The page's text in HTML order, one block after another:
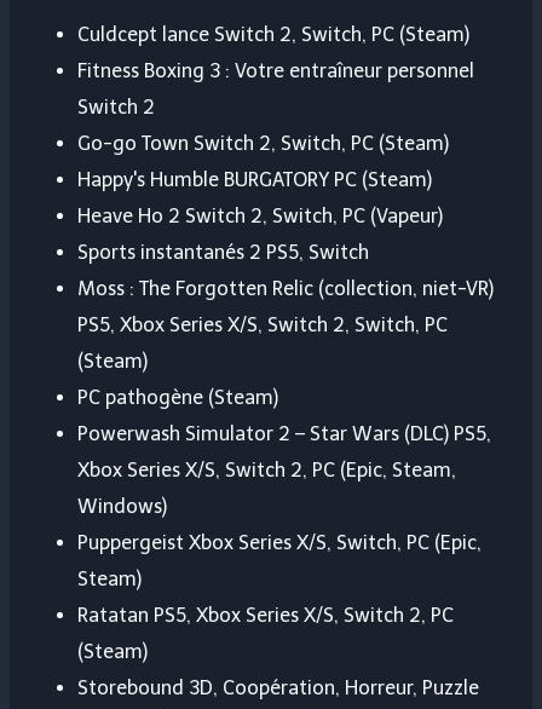
Culdcept lance Switch 2, Switch, PC (Steam)
Fitness Boxing 3 : Votre entraîneur personnel
Switch 2
Go-go Town Switch 2, Switch, PC (Steam)
Happy's Humble BURGATORY PC (Steam)
Heave Ho 2 Switch 2, Switch, PC (Vapeur)
Sports instantanés 2 PS5, Switch
Moss : The Forgotten Relic (collection, niet-VR)
PS5, Xbox Series X/S, Switch 2, Switch, PC
(Steam)
PC pathogène (Steam)
Powerwash Simulator 2 – Star Wars (DLC) PS5,
Xbox Series X/S, Switch 2, PC (Epic, Steam,
Windows)
Puppergeist Xbox Series X/S, Switch, PC (Epic,
Steam)
Ratatan PS5, Xbox Series X/S, Switch 2, PC
(Steam)
Storebound 3D, Coopération, Horreur, Puzzle